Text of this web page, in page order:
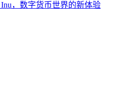
，数字货币世界的新体验